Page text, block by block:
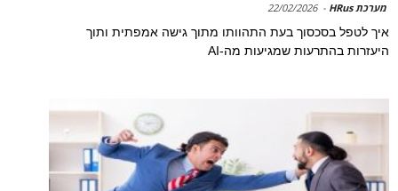
מערכת HRus -
22/02/2026
איך לטפל בסכסוך בעת התהוותו מתוך גישה אמפתית ותוך
היעזרות בהתרעות שמגיעות מה-AI